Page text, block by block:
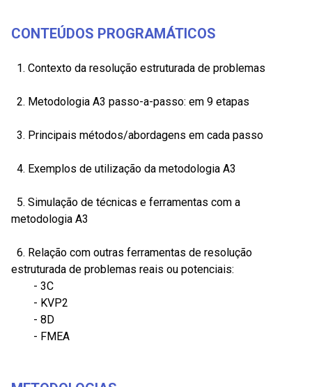
CONTEÚDOS PROGRAMÁTICOS
1. Contexto da resolução estruturada de problemas
2. Metodologia A3 passo-a-passo: em 9 etapas
3. Principais métodos/abordagens em cada passo
4. Exemplos de utilização da metodologia A3
5. Simulação de técnicas e ferramentas com a
metodologia A3
6. Relação com outras ferramentas de resolução
estruturada de problemas reais ou potenciais:
- 3C
- KVP2
- 8D
- FMEA